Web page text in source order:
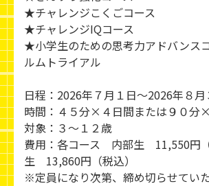
★チャレンジこくごコース
★チャレンジIQコース
★小学生のための思考力アドバンス
ルムトライアル
日程：2026年７月１日～2026年８月
時間：４５分×４日間または９０分
対象：３～１２歳
費用：各コース 内部生 11,550円
生 13,860円（税込）
※定員になり次第、締め切らせてい